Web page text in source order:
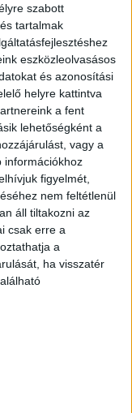
szabott
tartalmak
eszközleolvasásos
és azonosítási
helyre kattintva
a fent
lehetőségként a
vagy a
információkhoz
figyelmét,
nem feltétlenül
áll tiltakozni az
csak erre a
a
ha visszatér
küldi utolsó
elektromos